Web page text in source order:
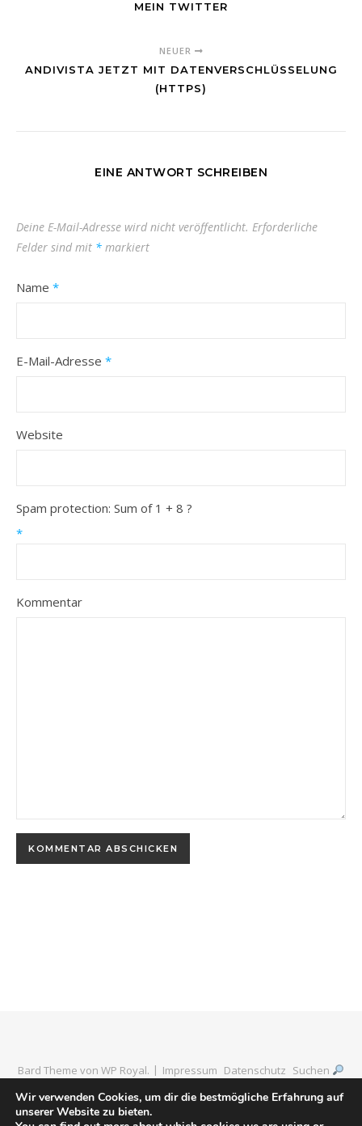
MEIN TWITTER
NEUER
ANDIVISTA JETZT MIT DATENVERSCHLÜSSELUNG
(HTTPS)
EINE ANTWORT SCHREIBEN
Deine E-Mail-Adresse wird nicht veröffentlicht. Erforderliche
Felder sind mit * markiert
Name *
E-Mail-Adresse *
Website
Spam protection: Sum of 1 + 8 ?
*
Kommentar
Bard Theme vonWP Royal. Impressum Datenschutz Suchen
Wir verwenden Cookies, um dir die bestmögliche Erfahrung auf
unserer Website zu bieten.